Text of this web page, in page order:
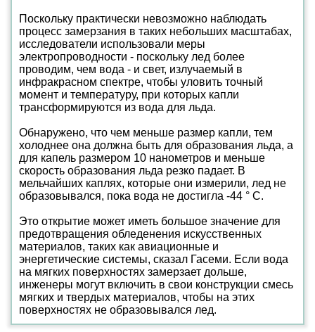
Поскольку практически невозможно наблюдать
процесс замерзания в таких небольших масштабах,
исследователи использовали меры
электропроводности - поскольку лед более
проводим, чем вода - и свет, излучаемый в
инфракрасном спектре, чтобы уловить точный
момент и температуру, при которых капли
трансформируются из вода для льда.
Обнаружено, что чем меньше размер капли, тем
холоднее она должна быть для образования льда, а
для капель размером 10 нанометров и меньше
скорость образования льда резко падает. В
мельчайших каплях, которые они измерили, лед не
образовывался, пока вода не достигла -44 ° C.
Это открытие может иметь большое значение для
предотвращения обледенения искусственных
материалов, таких как авиационные и
энергетические системы, сказал Гасеми. Если вода
на мягких поверхностях замерзает дольше,
инженеры могут включить в свои конструкции смесь
мягких и твердых материалов, чтобы на этих
поверхностях не образовывался лед.